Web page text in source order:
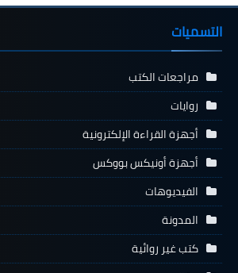
التسميات
مراجعات الكتب
روايات
أجهزة القراءة الإلكترونية
أجهزة أونيكس بووكس
الفيديوهات
المدونة
كتب غير روائية